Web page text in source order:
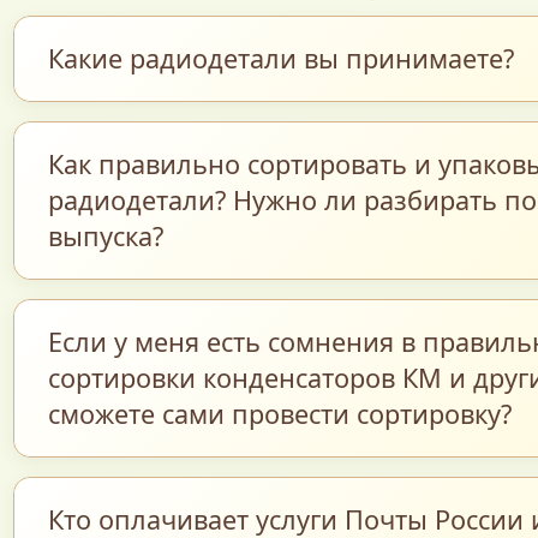
Какие радиодетали вы принимаете?
Мы закупаем обширный перечень
компонентов: керамические и танталовые
мощные и маломощные транзисторы,
схемы, реле, разъëмы, диоды,
многие другие элементы — как поштучно,
новые и бывшие в работе.
Как правильно сортировать и
радиодетали? Нужно ли разбирать
выпуска?
Для максимально точной и быстрой
предварительно рассортировать
— в полном соответствии с
маркировкой:
Если у меня есть сомнения в
сортировки конденсаторов КМ и
сможете сами провести сортировку?
Кто оплачивает услуги Почты России